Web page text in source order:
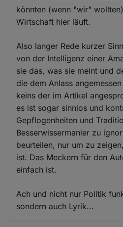
könnten (wenn "wir"
Wirtschaft hier läuft.
Also langer Rede kurzer
von der Intelligenz einer
sie das, was sie meint und
die dem Anlass
keins der im Artikel
es ist sogar sinnlos und
Gepflogenheiten und
Besserwissermanier zu
beurteilen, nur um zu
ist. Das Meckern für den
einfach ist.
Ach und nicht nur Politik
sondern auch Lyrik...